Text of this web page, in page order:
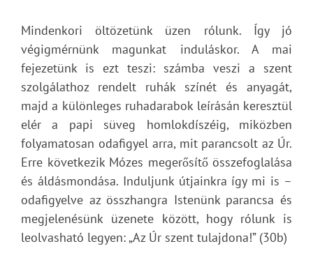
Mindenkori öltözetünk üzen rólunk. Így jó
végigmérnünk magunkat induláskor. A mai
fejezetünk is ezt teszi: számba veszi a szent
szolgálathoz rendelt ruhák színét és anyagát,
majd a különleges ruhadarabok leírásán keresztül
elér a papi süveg homlokdíszéig, miközben
folyamatosan odafigyel arra, mit parancsolt az Úr.
Erre következik Mózes megerősítő összefoglalása
és áldásmondása. Induljunk útjainkra így mi is –
odafigyelve az összhangra Istenünk parancsa és
megjelenésünk üzenete között, hogy rólunk is
leolvasható legyen: „Az Úr szent tulajdona!” (30b)